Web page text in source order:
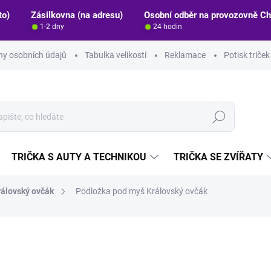
Zásilkovna (na adresu) Osobní odběr na provozovně
1-2 dny 24 hodin
osobních údajů Tabulka velikostí Reklamace Potisk triček
Hledat
TRIČKA S AUTY A TECHNIKOU TRIČKA SE ZVÍŘATY
ovčák Podložka pod myš Královský ovčák